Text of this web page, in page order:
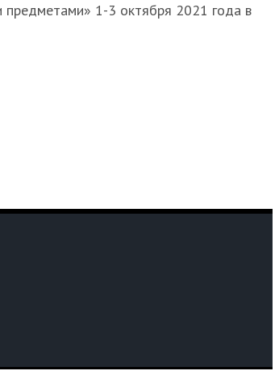
предметами» 1-3 октября 2021 года в